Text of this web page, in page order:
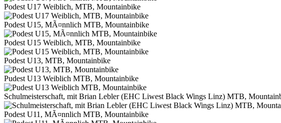
Podest U17 Weiblich, MTB, Mountainbike
Podest U15, MÃ¤nnlich MTB, Mountainbike
Podest U15 Weiblich, MTB, Mountainbike
Podest U13, MTB, Mountainbike
Pudest U13 Weiblich MTB, Mountainbike
Schulmeisterschaft, mit Brian Lebler (EHC Liwest Black Wings Linz) MTB,
Podest U11, MÃ¤nnlich MTB, Mountainbike